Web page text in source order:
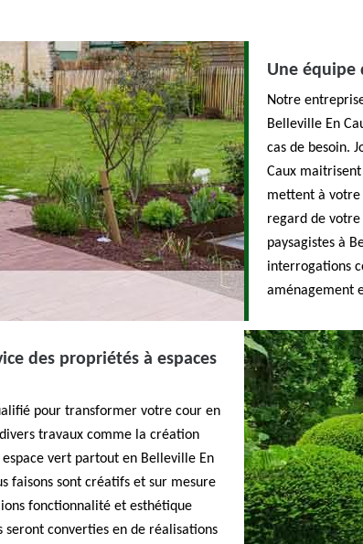
Une équipe
Notre
Belleville En
cas de besoin.
Caux
mettent à votre
regard de
paysagistes à
interrogations
aménagement
des propriétés à espaces
pour transformer votre cour en
travaux comme la création
vert partout en Belleville En
faisons sont créatifs et sur mesure
fonctionnalité et esthétique
seront converties en de réalisations